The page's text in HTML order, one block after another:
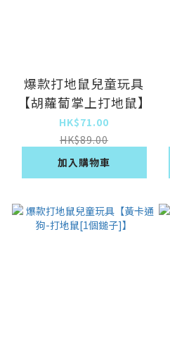
爆款打地鼠兒童玩具
【胡蘿蔔掌上打地鼠】
HK$71.00
HK$89.00
加入購物車